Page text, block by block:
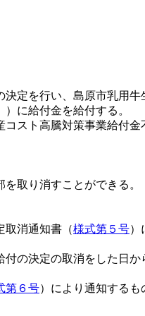
定を行い、島原市乳用牛
に給付金を給付する。
スト高騰対策事業給付金
取り消すことができる。
取消通知書（様式第５号）
の決定の取消をした日か
第６号）により通知するも